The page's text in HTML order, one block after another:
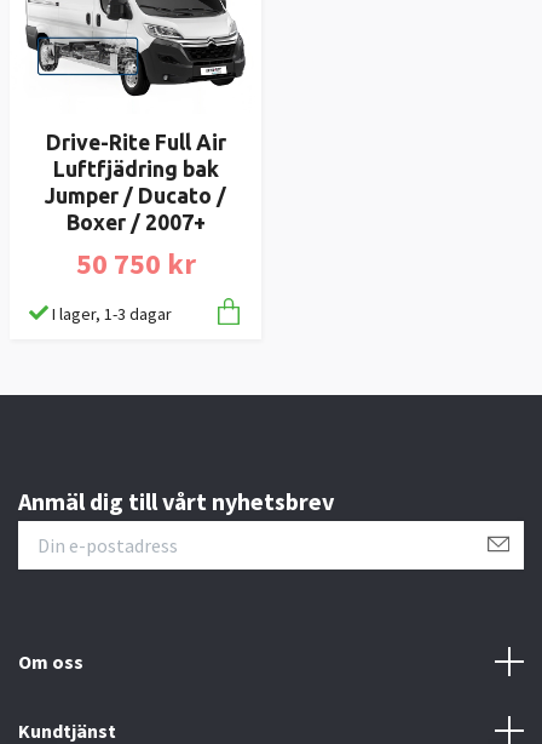
Drive-Rite Full Air
Luftfjädring bak
Jumper / Ducato /
Boxer / 2007+
50 750 kr
I lager, 1-3 dagar
Anmäl dig till vårt nyhetsbrev
Om oss
Kundtjänst